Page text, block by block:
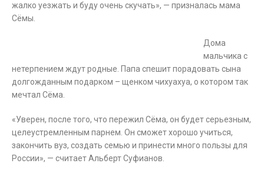
жалко уезжать и буду очень скучать», — призналась мама
Сёмы.
Дома
мальчика с
нетерпением ждут родные. Папа спешит порадовать сына
долгожданным подарком – щенком чихуахуа, о котором так
мечтал Сёма.
«Уверен, после того, что пережил Сёма, он будет серьезным,
целеустремленным парнем. Он сможет хорошо учиться,
закончить вуз, создать семью и принести много пользы для
России», — считает Альберт Суфианов.